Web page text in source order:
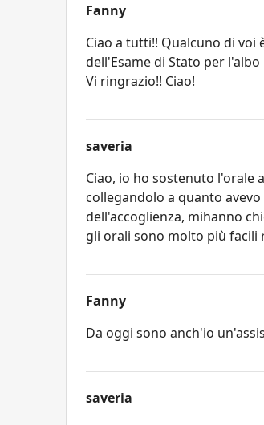
Fanny
Ciao a tutti!! Qualcuno di
dell'Esame di Stato per
Vi ringrazio!! Ciao!
saveria
Ciao, io ho sostenuto l'orale
collegandolo a quanto
dell'accoglienza, mihanno
gli orali sono molto più facili
Fanny
Da oggi sono anch'io
saveria